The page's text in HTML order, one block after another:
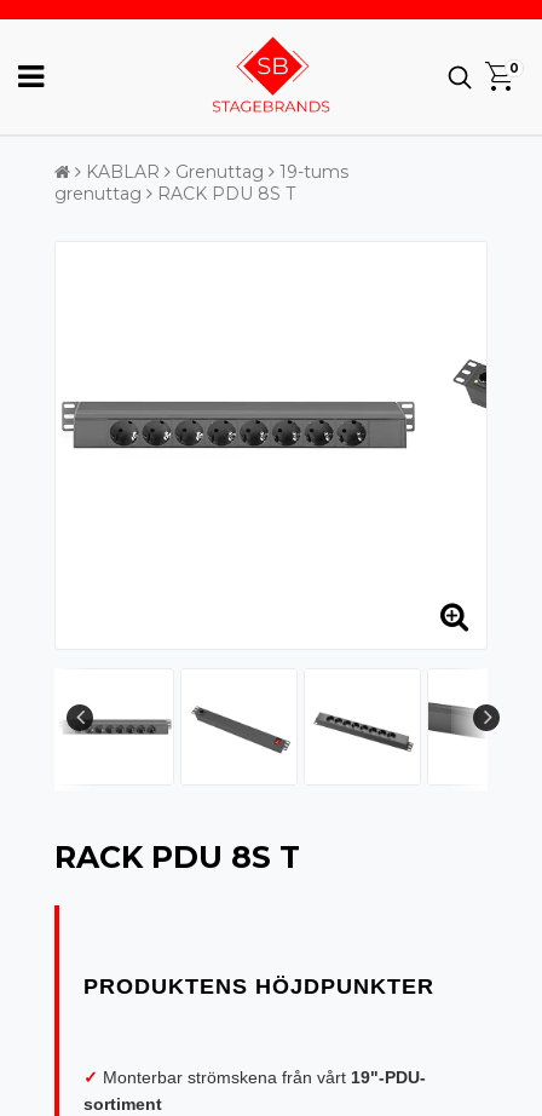
0
KABLAR Grenuttag
19-tums
grenuttag
RACK PDU 8S T
RACK PDU 8S T
✓ Monterbar strömskena från vårt 19"-PDU-
sortiment